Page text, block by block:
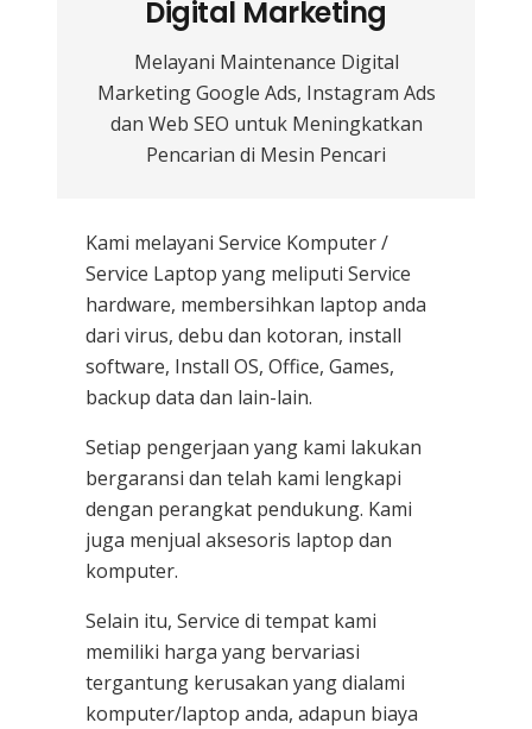
Digital Marketing
Melayani Maintenance Digital
Marketing Google Ads, Instagram Ads
dan Web SEO untuk Meningkatkan
Pencarian di Mesin Pencari
Kami melayani Service Komputer /
Service Laptop yang meliputi Service
hardware, membersihkan laptop anda
dari virus, debu dan kotoran, install
software, Install OS, Office, Games,
backup data dan lain-lain.
Setiap pengerjaan yang kami lakukan
bergaransi dan telah kami lengkapi
dengan perangkat pendukung. Kami
juga menjual aksesoris laptop dan
komputer.
Selain itu, Service di tempat kami
memiliki harga yang bervariasi
tergantung kerusakan yang dialami
komputer/laptop anda, adapun biaya